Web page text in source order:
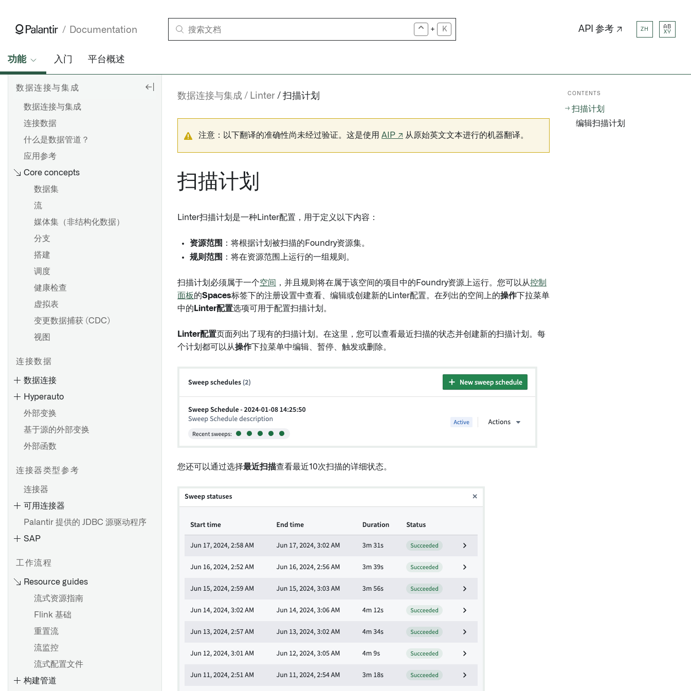
Documentation + K API 参考 ↗ ZH
AB
XY
功能 入门 平台概述
数据连接与集成
数据连接与集成
连接数据
什么是数据管道？
应用参考
Core concepts
数据集
流
媒体集（非结构化数据）
分支
搭建
调度
健康检查
虚拟表
变更数据捕获 (CDC)
视图
连接数据
数据连接
设置直接连接
设置代理
份验证
设置数据源
源探索
Hyperauto
HyperAuto V1 概述
开始使用 HyperAuto V1
数据源探索
SDDI 控制台
配置参考
从 HyperAuto V1 迁移到 V2
HyperAuto V1 常见问题
外部变换
基于源的外部变换
外部函数
连接器类型参考
连接器
可用连接器
Palantir 提供的 JDBC 源驱动程序
SAP
SAP 附加组件的安装
安装 Palantir Foundry
用程序
工作流程
Resource guides
流式资源指南
Flink 基础
重置流
流监控
流式配置文件
构建管道
数据连接与集成 Linter 扫描计划
注意：以下翻译的准确性尚未经过验证。这是使用 AIP ↗ 从原始英文文本进行的机器翻译。
扫描计划
Linter扫描计划是一种Linter配置，用于定义以下内容：
资源范围
：将根据计划被扫描的Foundry资源集。
规则范围
：将在资源范围上运行的一组规则。
扫描计划必须属于一个空间 ，并且规则将在属于该空间的项目中的Foundry资源上运行。您可以从控制
面板的Spaces标签下的注册设置中查看、编辑或创建新的Linter配置。在列出的空间上的操作下拉菜单
中的 Linter配置选项可用于配置扫描计划。
Linter配置页面列出了现有的扫描计划。在这里，您可以查看最近扫描的状态并创建新的扫描计划。每
个计划都可以从操作下拉菜单中编辑、暂停、触发或删除。
您还可以通过选择最近扫描查看最近10次扫描的详细状态。
CONTENTS
扫描计划
编辑扫描计划